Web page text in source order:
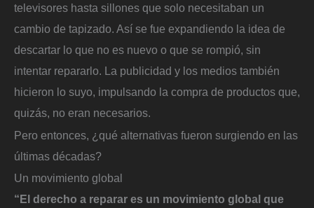
televisores hasta sillones que solo necesitaban un
cambio de tapizado. Así se fue expandiendo la idea de
descartar lo que no es nuevo o que se rompió, sin
intentar repararlo. La publicidad y los medios también
hicieron lo suyo, impulsando la compra de productos que,
quizás, no eran necesarios.
Pero entonces, ¿qué alternativas fueron surgiendo en las
últimas décadas?
Un movimiento global
“El derecho a reparar es un movimiento global que